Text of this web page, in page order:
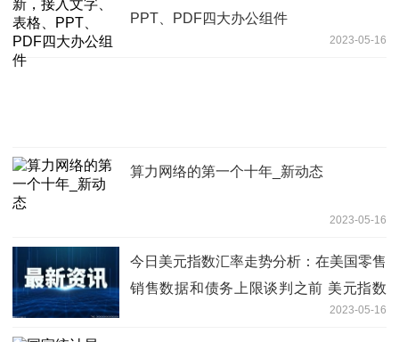
PPT、PDF四大办公组件
2023-05-16
算力网络的第一个十年_新动态
2023-05-16
今日美元指数汇率走势分析：在美国零售
销售数据和债务上限谈判之前 美元指数
2023-05-16